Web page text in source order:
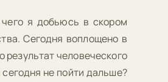
я добьюсь в скором
Сегодня воплощено в
результат человеческого
не пойти дальше?